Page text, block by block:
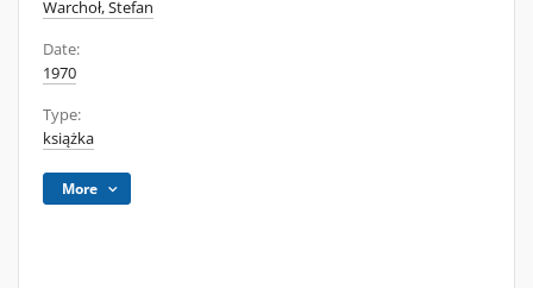
Warchoł, Stefan
Date:
1970
Type:
książka
More